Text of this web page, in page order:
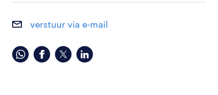
verstuur via e-mail